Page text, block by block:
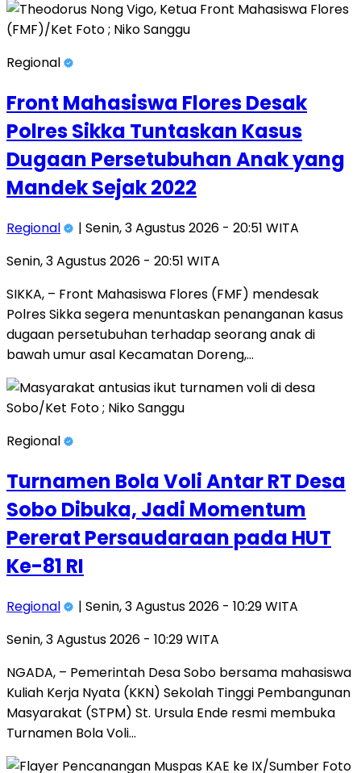
Regional
Front Mahasiswa Flores Desak
Polres Sikka Tuntaskan Kasus
Dugaan Persetubuhan Anak yang
Mandek Sejak 2022
Regional
| Senin, 3 Agustus 2026 - 20:51 WITA
Senin, 3 Agustus 2026 - 20:51 WITA
SIKKA, – Front Mahasiswa Flores (FMF) mendesak
Polres Sikka segera menuntaskan penanganan kasus
dugaan persetubuhan terhadap seorang anak di
bawah umur asal Kecamatan Doreng,…
Regional
Turnamen Bola Voli Antar RT Desa
Sobo Dibuka, Jadi Momentum
Pererat Persaudaraan pada HUT
Ke-81 RI
Regional
| Senin, 3 Agustus 2026 - 10:29 WITA
Senin, 3 Agustus 2026 - 10:29 WITA
NGADA, – Pemerintah Desa Sobo bersama mahasiswa
Kuliah Kerja Nyata (KKN) Sekolah Tinggi Pembangunan
Masyarakat (STPM) St. Ursula Ende resmi membuka
Turnamen Bola Voli…